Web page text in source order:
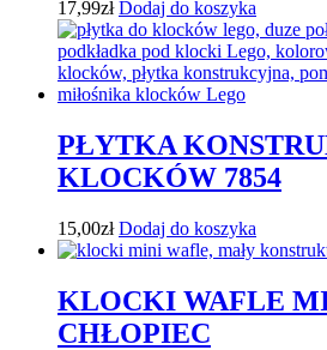
17,99zł Dodaj do koszyka
PŁYTKA
KLOCKÓW 7854
15,00zł Dodaj do koszyka
KLOCKI WAFLE
CHŁOPIEC